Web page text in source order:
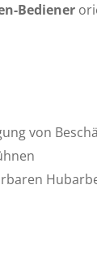
Bediener
von